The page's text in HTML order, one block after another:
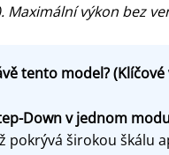
výkon bez
tento model? (Klíčové
Down v jednom
pokrývá širokou škálu